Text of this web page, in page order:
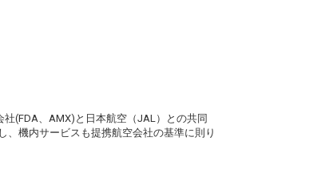
(FDA、AMX)と日本航空（JAL）との共同
機内サービスも提携航空会社の基準に則り